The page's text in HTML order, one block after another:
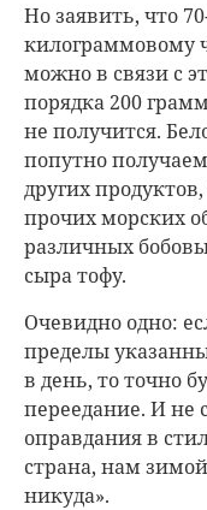
Но заявить, что
килограммовому
можно в связи с
порядка 200
не получится.
попутно
других
прочих морских
различных
сыра тофу.
Очевидно одно:
пределы
в день, то точно
переедание. И не
оправдания в
страна, нам
никуда».